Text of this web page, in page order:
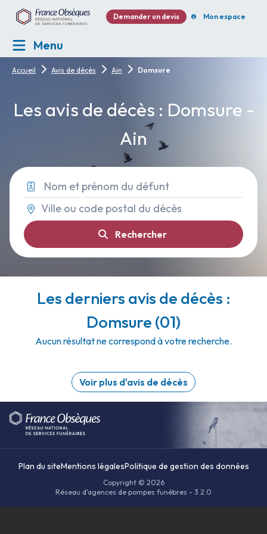
Demander un devis Mon espace
Menu
Accueil Avis de décès Ain Domsure
Les avis de décès : Domsure -
Ain
Rechercher
Les derniers avis de décès :
Domsure (01)
Aucun résultat ne correspond à votre recherche.
Voir plus d'avis de décès
Plan du siteMentions légalesPolitique de gestion des données
Copyright © 2026
Réseau d'agences de pompes funèbres - 3.2.0